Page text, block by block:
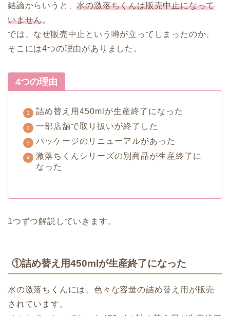
結論からいうと、水の激落ちくんは販売中止になって
いません。
では、なぜ販売中止という噂が立ってしまったのか、
そこには4つの理由がありました。
4つの理由
詰め替え用450mlが生産終了になった
一部店舗で取り扱いが終了した
パッケージのリニューアルがあった
激落ちくんシリーズの別商品が生産終了に
なった
1つずつ解説していきます。
①詰め替え用450mlが生産終了になった
水の激落ちくんには、色々な容量の詰め替え用が販売
されています。